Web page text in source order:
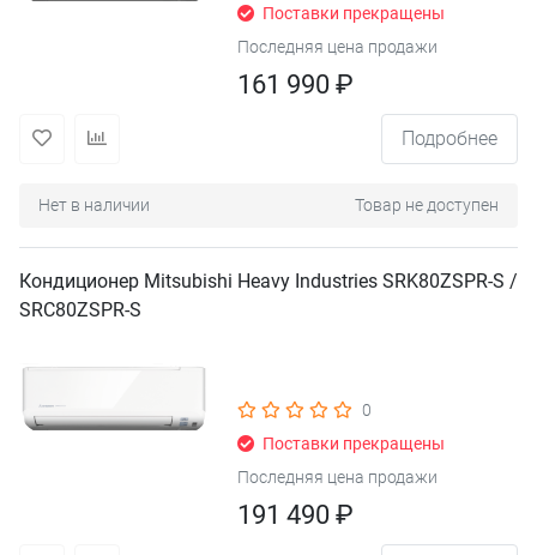
Поставки прекращены
Последняя цена продажи
161 990 ₽
Подробнее
Нет в наличии Товар не доступен
Кондиционер Mitsubishi Heavy Industries SRK80ZSPR-S /
SRC80ZSPR-S
0
Поставки прекращены
Последняя цена продажи
191 490 ₽